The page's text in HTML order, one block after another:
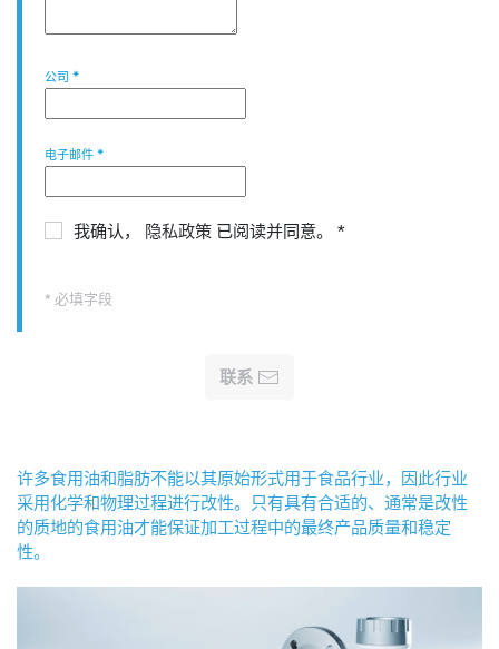
公司 *
电子邮件 *
我确认， 隐私政策 已阅读并同意。 *
* 必填字段
联系
许多食用油和脂肪不能以其原始形式用于食品行业，因此行业
采用化学和物理过程进行改性。只有具有合适的、通常是改性
的质地的食用油才能保证加工过程中的最终产品质量和稳定
性。